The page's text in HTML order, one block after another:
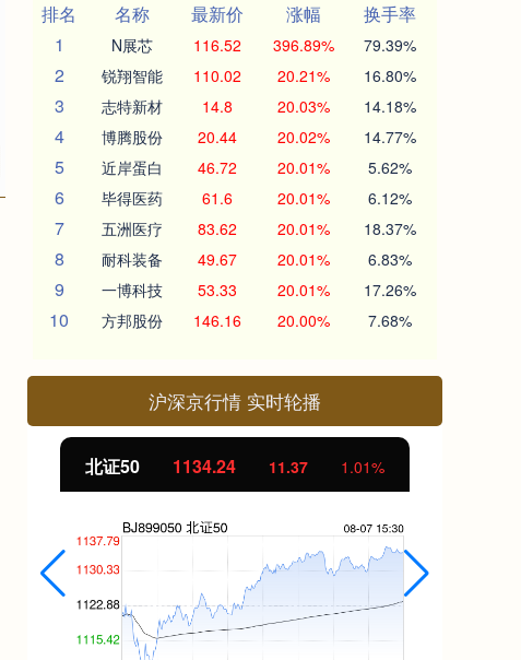
排名
名称 最新价 涨幅
换手率
1
N展芯 116.52 396.89% 79.39%
2 锐翔智能 110.02 20.21% 16.80%
3 志特新材 14.8 20.03% 14.18%
4 博腾股份 20.44 20.02% 14.77%
5 近岸蛋白 46.72 20.01% 5.62%
6 毕得医药 61.6 20.01% 6.12%
7 五洲医疗 83.62 20.01% 18.37%
8 耐科装备 49.67 20.01% 6.83%
9 一博科技 53.33 20.01% 17.26%
10 方邦股份 146.16 20.00% 7.68%
沪深京行情 实时轮播
北证50 1134.24 11.37 1.01%